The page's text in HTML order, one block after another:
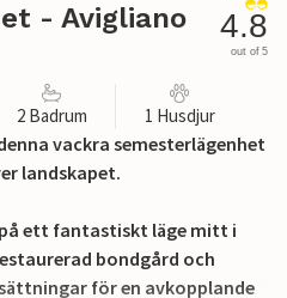
- Avigliano
4.8
out of 5
2 Badrum 1 Husdjur
vackra semesterlägenhet
landskapet.
ett fantastiskt läge mitt i
bondgård och
för en avkopplande